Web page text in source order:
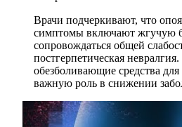
Врачи подчеркивают, что
симптомы включают жгучую
сопровождаться общей
постгерпетическая
обезболивающие средства
важную роль в снижении